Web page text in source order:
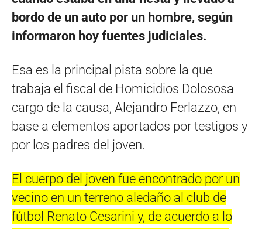
bordo de un auto por un hombre, según
informaron hoy fuentes judiciales.
Esa es la principal pista sobre la que
trabaja el fiscal de Homicidios Dolososa
cargo de la causa, Alejandro Ferlazzo, en
base a elementos aportados por testigos y
por los padres del joven.
El cuerpo del joven fue encontrado por un
vecino en un terreno aledaño al club de
fútbol Renato Cesarini y, de acuerdo a lo